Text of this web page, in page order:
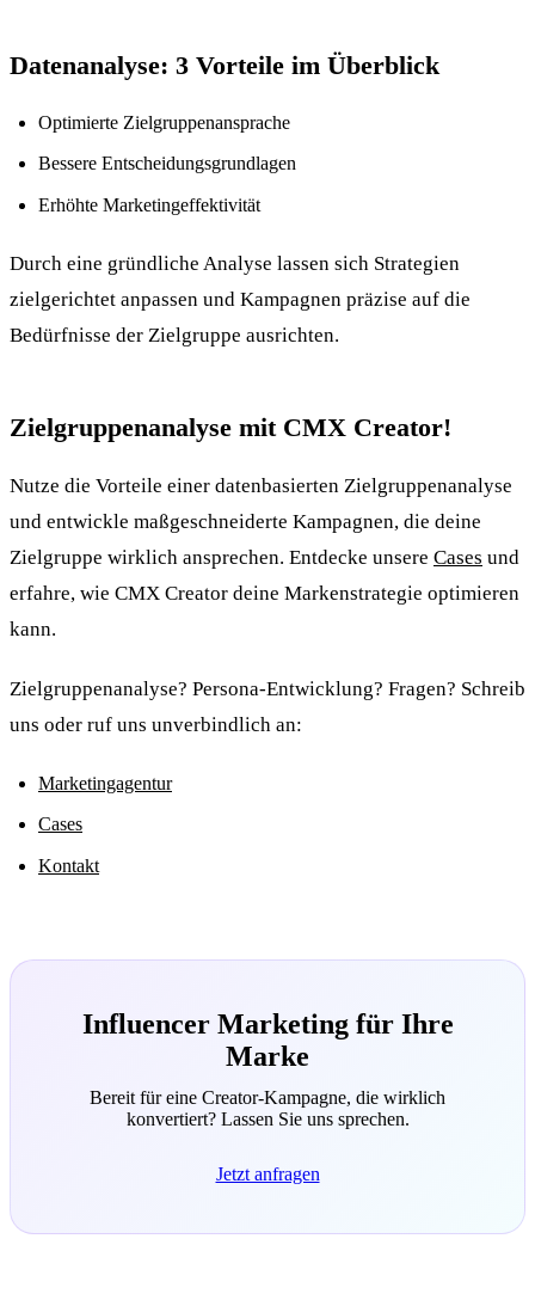
Datenanalyse: 3 Vorteile im Überblick
Optimierte Zielgruppenansprache
Bessere Entscheidungsgrundlagen
Erhöhte Marketingeffektivität
Durch eine gründliche Analyse lassen sich Strategien
zielgerichtet anpassen und Kampagnen präzise auf die
Bedürfnisse der Zielgruppe ausrichten.
Zielgruppenanalyse mit CMX Creator!
Nutze die Vorteile einer datenbasierten Zielgruppenanalyse
und entwickle maßgeschneiderte Kampagnen, die deine
Zielgruppe wirklich ansprechen. Entdecke unsere Cases und
erfahre, wie CMX Creator deine Markenstrategie optimieren
kann.
Zielgruppenanalyse? Persona-Entwicklung? Fragen? Schreib
uns oder ruf uns unverbindlich an:
Marketingagentur
Cases
Kontakt
Influencer Marketing für Ihre
Marke
Bereit für eine Creator-Kampagne, die wirklich
konvertiert? Lassen Sie uns sprechen.
Jetzt anfragen